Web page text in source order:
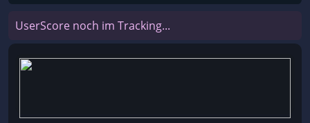
UserScore noch im Tracking...